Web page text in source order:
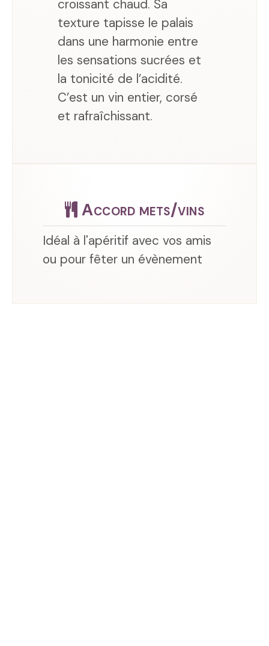
croissant chaud. Sa
texture tapisse le palais
dans une harmonie entre
les sensations sucrées et
la tonicité de l’acidité.
C’est un vin entier, corsé
et rafraîchissant.
Accord mets/vins
Idéal à l'apéritif avec vos amis
ou pour fêter un évènement